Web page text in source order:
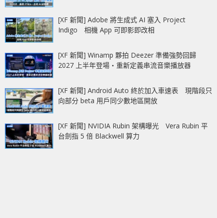
[XF 新聞] Adobe 將生成式 AI 塞入 Project
Indigo 相機 App 可即影即改相
[XF 新聞] Winamp 夥拍 Deezer 準備強勢回歸
2027 上半年登場‧重新定義串流音樂播放器
[XF 新聞] Android Auto 終於加入車速表 現階段只
向部分 beta 用戶同少數地區開放
[XF 新聞] NVIDIA Rubin 架構曝光 Vera Rubin 平
台劍指 5 倍 Blackwell 算力